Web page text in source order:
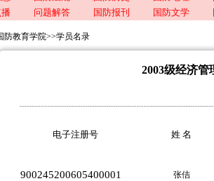
问题解答 国防报刊 国防文学
防教育学院>>学员名录
2003级经济
电子注册号 姓 名
900245200605400001 张佶